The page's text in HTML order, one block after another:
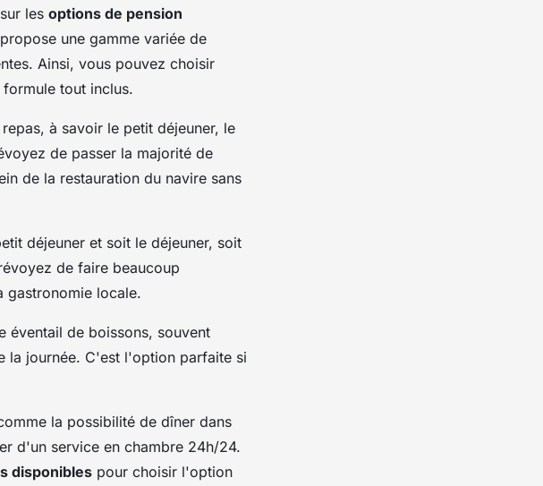
les options de pension
une gamme variée de
Ainsi, vous pouvez choisir
tout inclus.
à savoir le petit déjeuner, le
de passer la majorité de
de la restauration du navire sans
déjeuner et soit le déjeuner, soit
de faire beaucoup
gastronomie locale.
éventail de boissons, souvent
la journée. C'est l'option parfaite si
la possibilité de dîner dans
d'un service en chambre 24h/24.
disponibles pour choisir l'option